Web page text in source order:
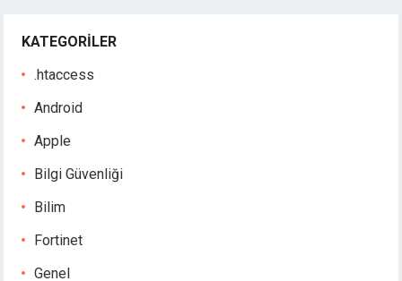
KATEGORILER
.htaccess
Android
Apple
Bilgi Güvenliği
Bilim
Fortinet
Genel